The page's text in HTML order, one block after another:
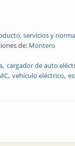
servicios y
de: Montero
cargador de auto
vehículo eléctrico
para